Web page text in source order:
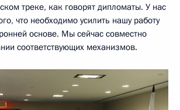
треке, как говорят дипломаты. У нас
что необходимо усилить нашу работу
основе. Мы сейчас совместно
соответствующих механизмов.